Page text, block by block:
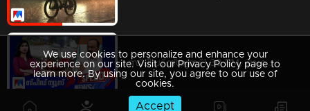
സ്പീഡ് ന്യൂസ് 1.30 PM, ഓഗസ്റ്റ് 05, 2026 | Speed News
We use cookies to personalize and enhance your
experience on our site. Visit our Privacy Policy page to
learn more. By using our site, you agree to our use of
cookies.
Accept